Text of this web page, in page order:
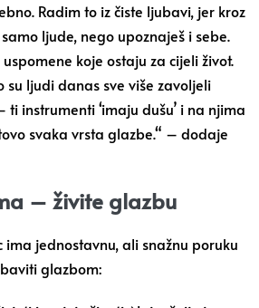
Radim to iz čiste ljubavi, jer kroz
ljude, nego upoznaješ i sebe.
koje ostaju za cijeli život.
su ljudi danas sve više zavoljeli
instrumenti ‘imaju dušu’ i na njima
svaka vrsta glazbe.“ – dodaje
– živite glazbu
ima jednostavnu, ali snažnu poruku
glazbom: